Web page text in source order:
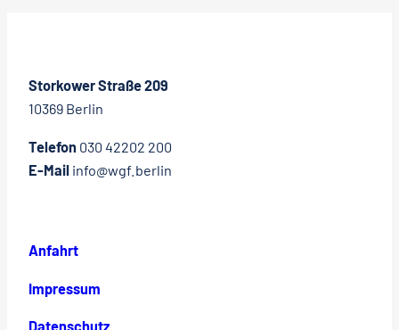
Storkower Straße 209
10369 Berlin
Telefon 030 42202 200
E-Mail info@wgf.berlin
Anfahrt
Impressum
Datenschutz